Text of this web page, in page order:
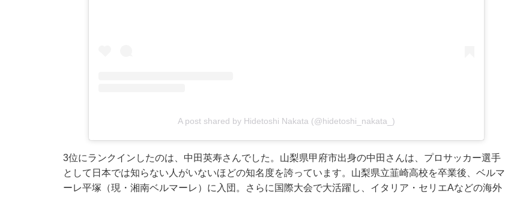
A post shared by Hidetoshi Nakata (@hidetoshi_nakata_)
3位にランクインしたのは、中田英寿さんでした。山梨県甲府市出身の中田さんは、プロサッカー選手
として日本では知らない人がいないほどの知名度を誇っています。山梨県立韮崎高校を卒業後、ベルマ
ーレ平塚（現・湘南ベルマーレ）に入団。さらに国際大会で大活躍し、イタリア・セリエAなどの海外